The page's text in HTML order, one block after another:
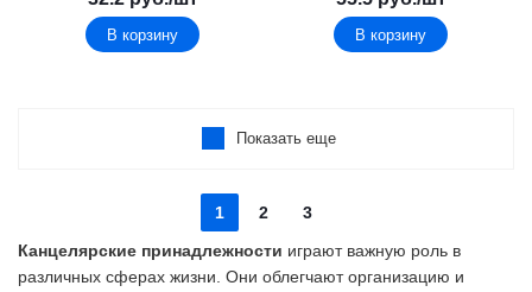
В корзину В корзину
Показать еще
1 2
3
Канцелярские принадлежности играют важную роль в
различных сферах жизни. Они облегчают организацию и